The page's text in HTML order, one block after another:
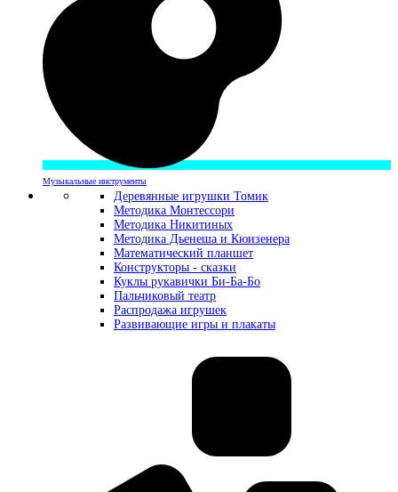
Музыкальные инструменты
Деревянные игрушки Томик
Методика Монтессори
Методика Никитиных
Методика Дьенеша и Кюизенера
Математический планшет
Конструкторы - сказки
Куклы рукавички Би-Ба-Бо
Пальчиковый театр
Распродажа игрушек
Развивающие игры и плакаты